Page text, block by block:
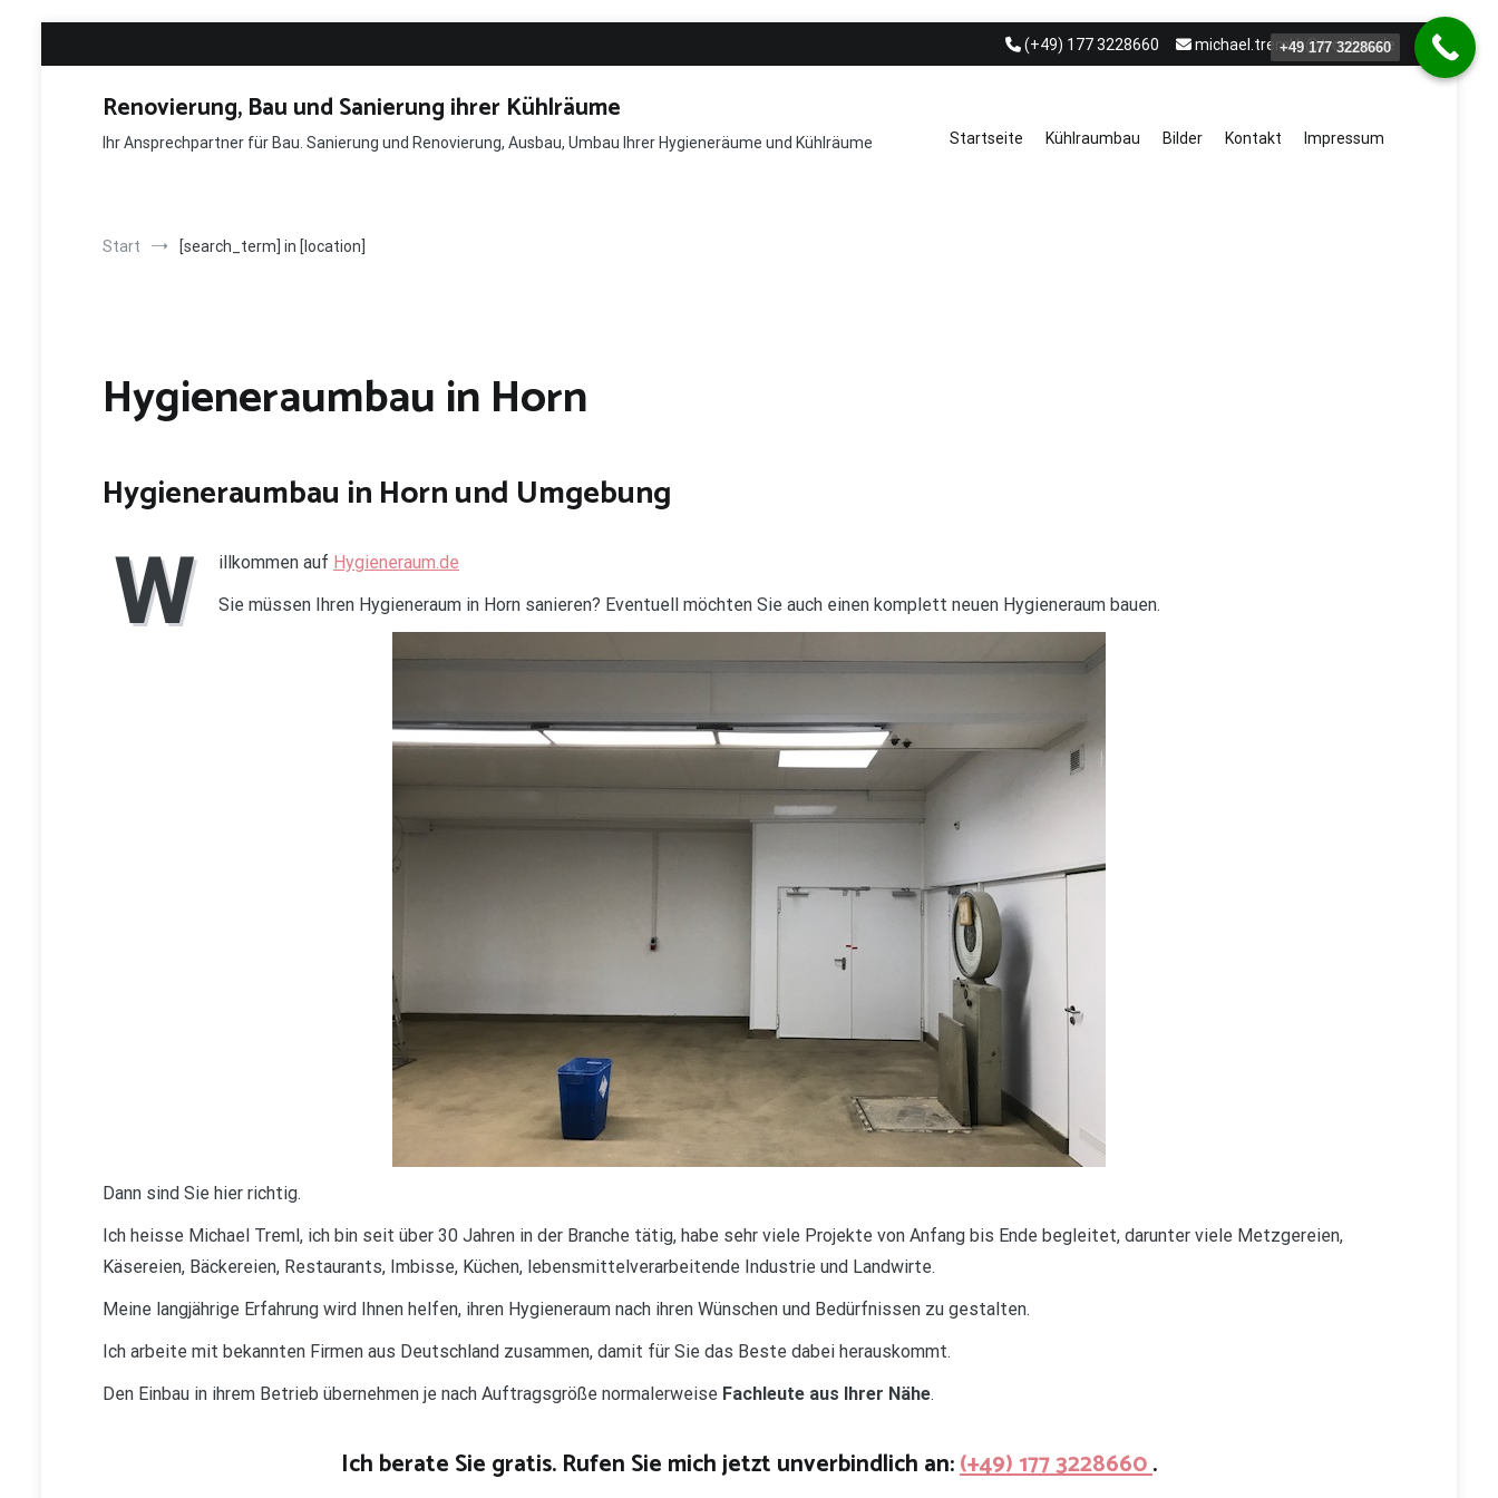
(+49) 177 3228660 michael.treml.b@t-online.de
Renovierung, Bau und Sanierung ihrer Kühlräume
Ihr Ansprechpartner für Bau. Sanierung und Renovierung, Ausbau, Umbau Ihrer Hygieneräume und Kühlräume Startseite Kühlraumbau Bilder Kontakt Impressum
Start [search_term] in [location]
Hygieneraumbau in Horn
Hygieneraumbau in Horn und Umgebung
W illkommen auf Hygieneraum.de
Sie müssen Ihren Hygieneraum in Horn sanieren? Eventuell möchten Sie auch einen komplett neuen Hygieneraum bauen.
Dann sind Sie hier richtig.
Ich heisse Michael Treml, ich bin seit über 30 Jahren in der Branche tätig, habe sehr viele Projekte von Anfang bis Ende begleitet, darunter viele Metzgereien,
Käsereien, Bäckereien, Restaurants, Imbisse, Küchen, lebensmittelverarbeitende Industrie und Landwirte.
Meine langjährige Erfahrung wird Ihnen helfen, ihren Hygieneraum nach ihren Wünschen und Bedürfnissen zu gestalten.
Ich arbeite mit bekannten Firmen aus Deutschland zusammen, damit für Sie das Beste dabei herauskommt.
Den Einbau in ihrem Betrieb übernehmen je nach Auftragsgröße normalerweise Fachleute aus Ihrer Nähe.
Ich berate Sie gratis. Rufen Sie mich jetzt unverbindlich an:(+49) 177 3228660.
+49 177 3228660